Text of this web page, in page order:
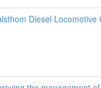
Diesel Locomotive